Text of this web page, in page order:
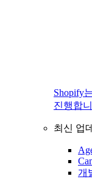
Shopify
진행합
최신 업
개